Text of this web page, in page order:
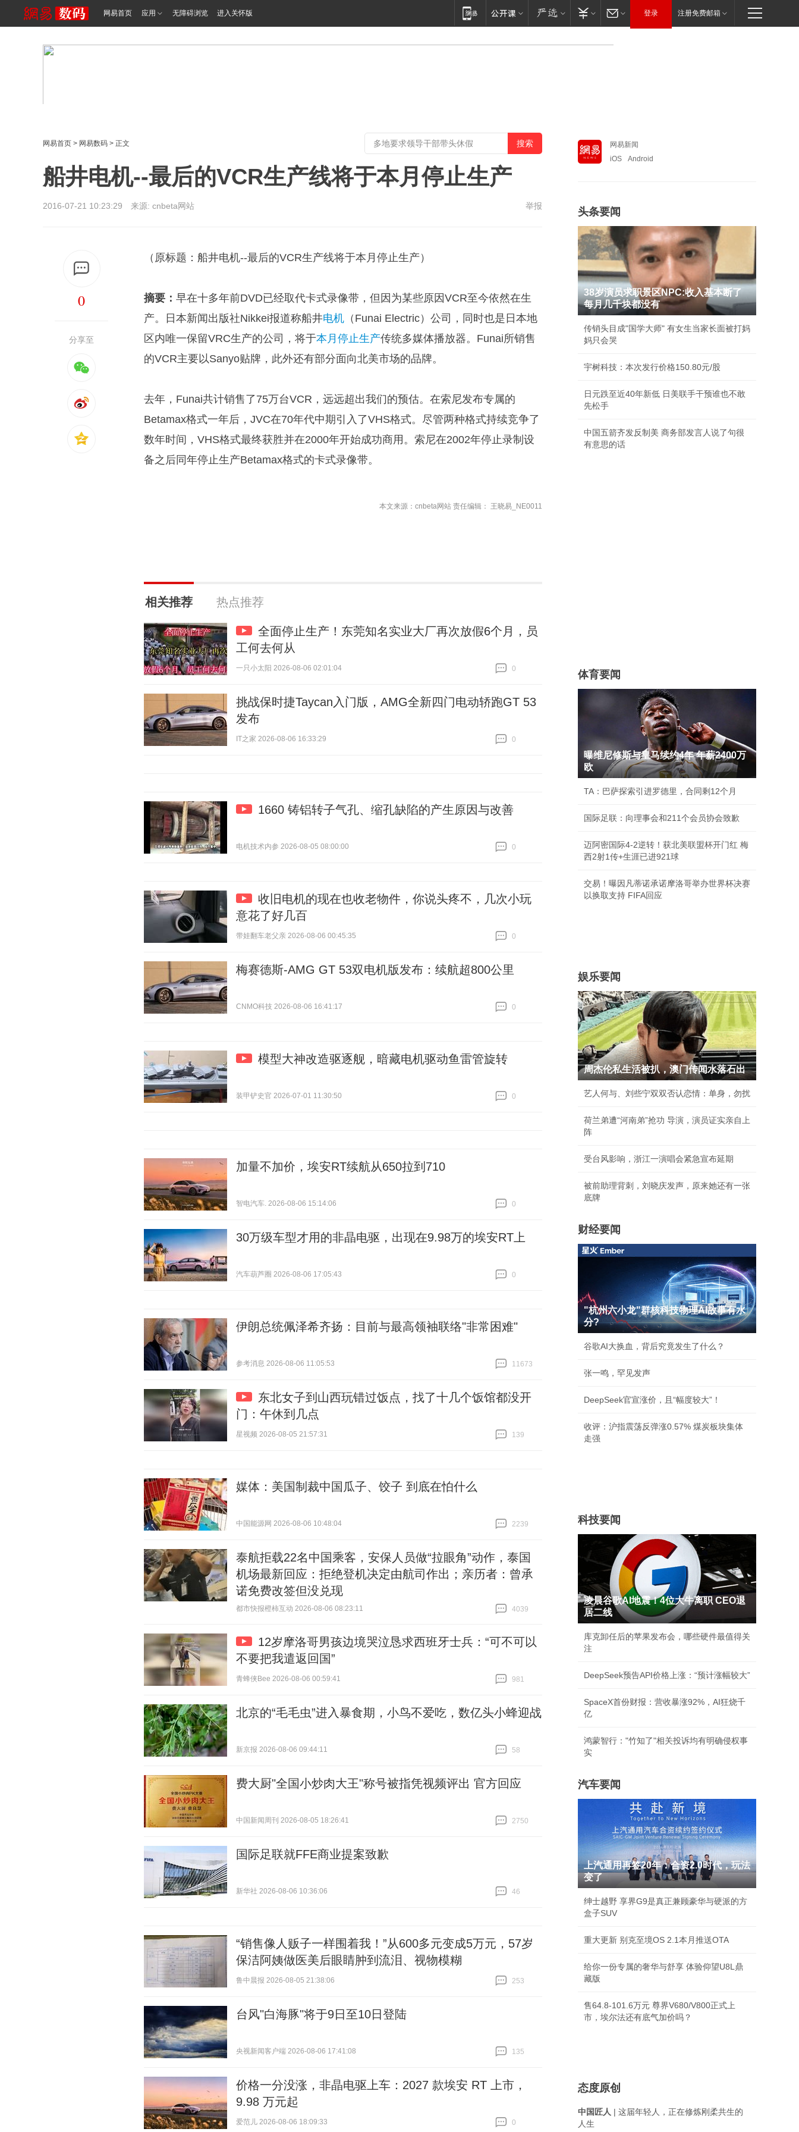
网易首页 应用 无障碍浏览 进入关怀版 登录 注册免费邮箱
网易首页 > 网易数码 > 正文
船井电机--最后的VCR生产线将于本月停止生产
2016-07-21 10:23:29 来源: cnbeta网站 举报
0
分享至
（原标题：船井电机--最后的VCR生产线将于本月停止生产）
摘要： 早在十多年前DVD已经取代卡式录像带，但因为某些原因VCR至今依然在生
产。日本新闻出版社Nikkei报道称船井电机 （Funai Electric）公司，同时也是日本地
区内唯一保留VRC生产的公司，将于本月 停止生产传统多媒体播放器。Funai所销售
的VCR主要以Sanyo贴牌，此外还有部分面向北美市场的品牌。
去年，Funai共计销售了75万台VCR，远远超出我们的预估。在索尼发布专属的
Betamax格式一年后，JVC在70年代中期引入了VHS格式。尽管两种格式持续竞争了
数年时间，VHS格式最终获胜并在2000年开始成功商用。索尼在2002年停止录制设
备之后同年停止生产Betamax格式的卡式录像带。
本文来源：cnbeta网站 责任编辑： 王晓易_NE0011
相关推荐 热点推荐
全面停止生产！东莞知名实业大厂再次放假6个月，员
工何去何从
一只小太阳 2026-08-06 02:01:04
0
挑战保时捷Taycan入门版，AMG全新四门电动轿跑GT 53
发布
IT之家 2026-08-06 16:33:29
0
1660 铸铝转子气孔、缩孔缺陷的产生原因与改善
电机技术内参 2026-08-05 08:00:00
0
收旧电机的现在也收老物件，你说头疼不，几次小玩
意花了好几百
带娃翻车老父亲 2026-08-06 00:45:35
0
梅赛德斯-AMG GT 53双电机版发布：续航超800公里
CNMO科技 2026-08-06 16:41:17
0
模型大神改造驱逐舰，暗藏电机驱动鱼雷管旋转
装甲铲史官 2026-07-01 11:30:50
0
加量不加价，埃安RT续航从650拉到710
智电汽车. 2026-08-06 15:14:06
0
30万级车型才用的非晶电驱，出现在9.98万的埃安RT上
汽车葫芦圈 2026-08-06 17:05:43
0
伊朗总统佩泽希齐扬：目前与最高领袖联络"非常困难"
参考消息 2026-08-06 11:05:53
11673
东北女子到山西玩错过饭点，找了十几个饭馆都没开
门：午休到几点
星视频 2026-08-05 21:57:31
139
媒体：美国制裁中国瓜子、饺子 到底在怕什么
中国能源网 2026-08-06 10:48:04
2239
泰航拒载22名中国乘客，安保人员做“拉眼角”动作，泰国
机场最新回应：拒绝登机决定由航司作出；亲历者：曾承
诺免费改签但没兑现
都市快报橙柿互动 2026-08-06 08:23:11
4039
12岁摩洛哥男孩边境哭泣恳求西班牙士兵：“可不可以
不要把我遣返回国”
青蜂侠Bee 2026-08-06 00:59:41
981
北京的“毛毛虫”进入暴食期，小鸟不爱吃，数亿头小蜂迎战
新京报 2026-08-06 09:44:11
58
费大厨"全国小炒肉大王"称号被指凭视频评出 官方回应
中国新闻周刊 2026-08-05 18:26:41
2750
国际足联就FFE商业提案致歉
新华社 2026-08-06 10:36:06
46
“销售像人贩子一样围着我！”从600多元变成5万元，57岁
保洁阿姨做医美后眼睛肿到流泪、视物模糊
鲁中晨报 2026-08-05 21:38:06
253
台风"白海豚"将于9日至10日登陆
央视新闻客户端 2026-08-06 17:41:08
135
价格一分没涨，非晶电驱上车：2027 款埃安 RT 上市，
9.98 万元起
爱范儿 2026-08-06 18:09:33
0
网易新闻
iOS
Android
头条要闻
38岁演员求职景区NPC:收入基本断了
每月几千块都没有
传销头目成"国学大师" 有女生当家长面被打妈
妈只会哭
宇树科技：本次发行价格150.80元/股
日元跌至近40年新低 日美联手干预谁也不敢
先松手
中国五箭齐发反制美 商务部发言人说了句很
有意思的话
体育要闻
曝维尼修斯与皇马续约4年 年薪2400万
欧
TA：巴萨探索引进罗德里，合同剩12个月
国际足联：向理事会和211个会员协会致歉
迈阿密国际4-2逆转！获北美联盟杯开门红 梅
西2射1传+生涯已进921球
交易！曝因凡蒂诺承诺摩洛哥举办世界杯决赛
以换取支持 FIFA回应
娱乐要闻
周杰伦私生活被扒，澳门传闻水落石出
艺人何与、刘些宁双双否认恋情：单身，勿扰
荷兰弟遭“河南弟”抢功 导演，演员证实亲自上
阵
受台风影响，浙江一演唱会紧急宣布延期
被前助理背刺，刘晓庆发声，原来她还有一张
底牌
财经要闻
"杭州六小龙"群核科技物理AI故事有水
分?
谷歌AI大换血，背后究竟发生了什么？
张一鸣，罕见发声
DeepSeek官宣涨价，且“幅度较大”！
收评：沪指震荡反弹涨0.57% 煤炭板块集体
走强
科技要闻
凌晨谷歌AI地震！4位大牛离职 CEO退
居二线
库克卸任后的苹果发布会，哪些硬件最值得关
注
DeepSeek预告API价格上涨：“预计涨幅较大”
SpaceX首份财报：营收暴涨92%，AI狂烧千
亿
鸿蒙智行："竹知了"相关投诉均有明确侵权事
实
汽车要闻
上汽通用再签20年：合资2.0时代，玩法
变了
绅士越野 享界G9是真正兼顾豪华与硬派的方
盒子SUV
重大更新 别克至境OS 2.1本月推送OTA
给你一份专属的奢华与舒享 体验仰望U8L鼎
藏版
售64.8-101.6万元 尊界V680/V800正式上
市，埃尔法还有底气加价吗？
态度原创
中国匠人 | 这届年轻人，正在修炼刚柔共生的
人生